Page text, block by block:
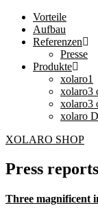
Vorteile
Aufbau
Referenzen
Presse
Produkte
xolaro1
xolaro3
xolaro3
xolaro
XOLARO SHOP
Press reports
Three magnificent